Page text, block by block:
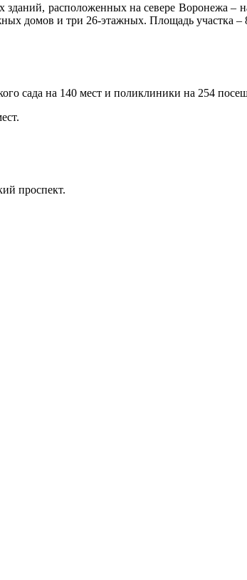
зданий, расположенных на севере Воронежа
домов и три 26-этажных. Площадь участка –
сада на 140 мест и поликлиники на 254
проспект.